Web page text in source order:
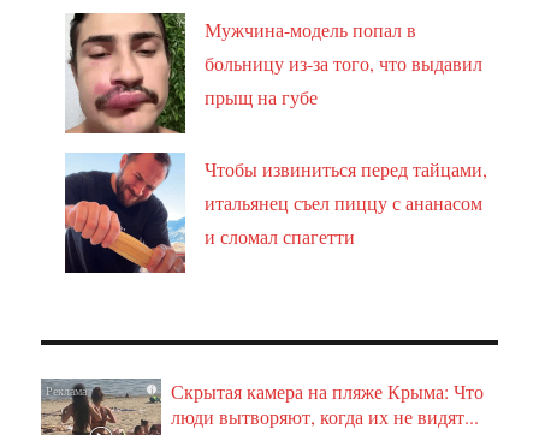
Мужчина-модель попал в
больницу из-за того, что выдавил
прыщ на губе
Чтобы извиниться перед тайцами,
итальянец съел пиццу с ананасом
и сломал спагетти
i
Скрытая камера на пляже Крыма: Что
люди вытворяют, когда их не видят...